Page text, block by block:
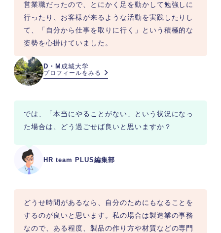
D・M 成城大学
プロフィールをみる
営業職だったので、とにかく足を動かして勉強しに
行ったり、お客様が来るような活動を実践したりし
て、「自分から仕事を取りに行く」という積極的な
姿勢を心掛けていました。
HR team PLUS編集部
では、「本当にやることがない」という状況になっ
た場合は、どう過ごせば良いと思いますか？
どうせ時間があるなら、自分のためにもなることを
するのが良いと思います。私の場合は製造業の事務
なので、ある程度、製品の作り方や材質などの専門